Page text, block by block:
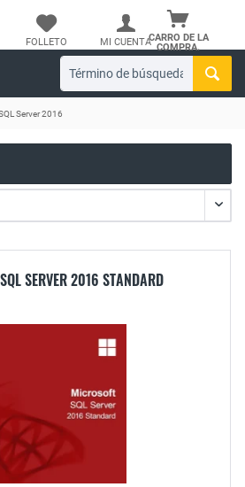
CARRO DE LA
COMPRA.
FOLLETO MI CUENTA
Server 2016
SERVER 2016 STANDARD